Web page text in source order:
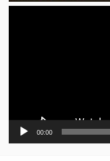
00:00